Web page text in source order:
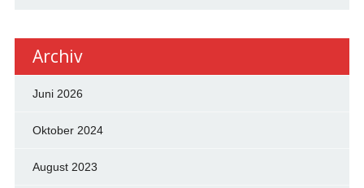
Archiv
Juni 2026
Oktober 2024
August 2023